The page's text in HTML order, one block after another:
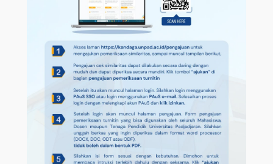
Promote nation Competitiveness –RESPeCt
NAVIGATE
Repository
Perpustakaan
Kandaga
SIAT Akademik
SIAT E-Office
SIAT Kemahasiswaan
SIAT RPM